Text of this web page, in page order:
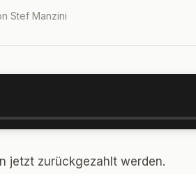
Stef Manzini
jetzt zurückgezahlt werden.